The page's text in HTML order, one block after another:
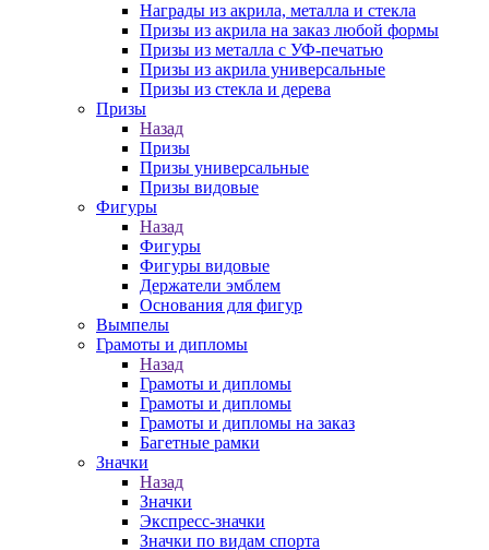
Награды из акрила, металла и стекла
Призы из акрила на заказ любой формы
Призы из металла с УФ-печатью
Призы из акрила универсальные
Призы из стекла и дерева
Призы
Назад
Призы
Призы универсальные
Призы видовые
Фигуры
Назад
Фигуры
Фигуры видовые
Держатели эмблем
Основания для фигур
Вымпелы
Грамоты и дипломы
Назад
Грамоты и дипломы
Грамоты и дипломы
Грамоты и дипломы на заказ
Багетные рамки
Значки
Назад
Значки
Экспресс-значки
Значки по видам спорта